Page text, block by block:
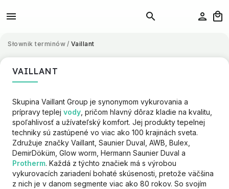
Słownik terminów / Vaillant
VAILLANT
Skupina Vaillant Group je synonymom vykurovania a
prípravy teplej vody , pričom hlavný dôraz kladie na kvalitu,
spoľahlivosť a užívateľský komfort. Jej produkty tepelnej
techniky sú zastúpené vo viac ako 100 krajinách sveta.
Združuje značky Vaillant, Saunier Duval, AWB, Bulex,
DemirDöküm, Glow worm, Hermann Saunier Duval a
Protherm. Každá z týchto značiek má s výrobou
vykurovacích zariadení bohaté skúsenosti, pretože väčšina
z nich je v danom segmente viac ako 80 rokov. So svojím